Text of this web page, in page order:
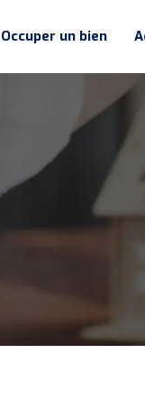
Occuper un bien